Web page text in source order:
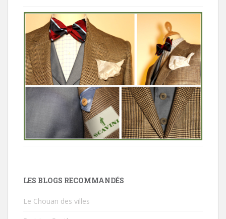
LES BLOGS RECOMMANDÉS
Le Chouan des villes